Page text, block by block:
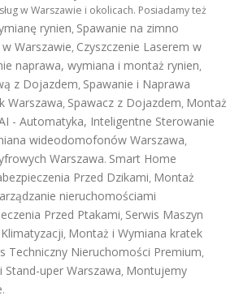
w Warszawie i okolicach. Posiadamy też
rynien, Spawanie na zimno
Warszawie, Czyszczenie Laserem w
naprawa, wymiana i montaż rynien,
z Dojazdem, Spawanie i Naprawa
Warszawa, Spawacz z Dojazdem, Montaż
- Automatyka, Inteligentne Sterowanie
wideodomofonów Warszawa,
Warszawa. Smart Home
Przed Dzikami, Montaż
nieruchomościami
Przed Ptakami, Serwis Maszyn
, Montaż i Wymiana kratek
Techniczny Nieruchomości Premium,
uper Warszawa, Montujemy
.